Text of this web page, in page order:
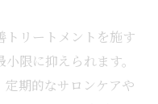
トリートメントを施す
限に抑えられます。
定期的なサロンケアや